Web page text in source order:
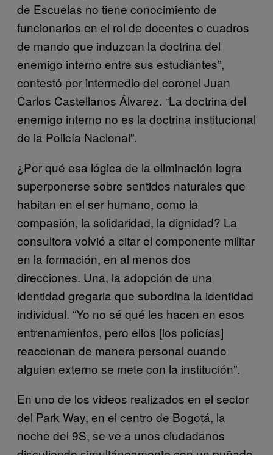
de Escuelas no tiene conocimiento de
funcionarios en el rol de docentes o cuadros
de mando que induzcan la doctrina del
enemigo interno entre sus estudiantes”,
contestó por intermedio del coronel Juan
Carlos Castellanos Álvarez. “La doctrina del
enemigo interno no es la doctrina institucional
de la Policía Nacional”.
¿Por qué esa lógica de la eliminación logra
superponerse sobre sentidos naturales que
habitan en el ser humano, como la
compasión, la solidaridad, la dignidad? La
consultora volvió a citar el componente militar
en la formación, en al menos dos
direcciones. Una, la adopción de una
identidad gregaria que subordina la identidad
individual. “Yo no sé qué les hacen en esos
entrenamientos, pero ellos [los policías]
reaccionan de manera personal cuando
alguien externo se mete con la institución”.
En uno de los videos realizados en el sector
del Park Way, en el centro de Bogotá, la
noche del 9S, se ve a unos ciudadanos